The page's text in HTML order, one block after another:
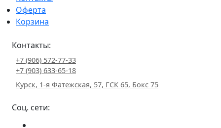
Оферта
Корзина
Контакты:
+7 (906) 572-77-33
+7 (903) 633-65-18
Курск, 1-я Фатежская, 57, ГСК 65, Бокс 75
Соц. сети: